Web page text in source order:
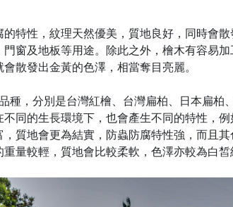
特性，紋理天然優美，質地良好，同時會
窗及地板等用途。除此之外，檜木有容易
散發出金黃的色澤，相當奪目亮麗。
種，分別是台灣紅檜、台灣扁柏、日本扁柏
同的生長環境下，也會產生不同的特性，
質地會更為結實，防蟲防腐特性強，而且
量較輕，質地會比較柔軟，色澤亦較為白皙